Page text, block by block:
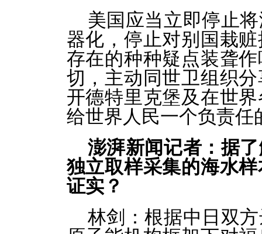
美国应当立即停止
器化，停止对别国栽
存在的种种疑点装聋
切，主动同世卫组织
开德特里克堡及在世
给世界人民一个负责任
澎湃新闻记者：据
独立取样采集的海水
证实？
林剑：根据中日双